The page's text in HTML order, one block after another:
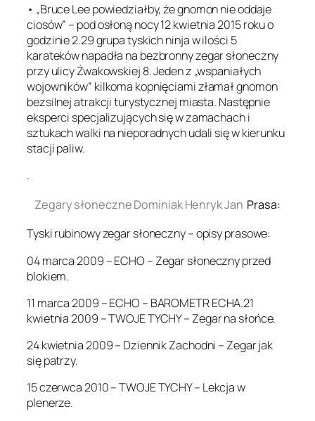
• „Bruce Lee powiedziałby, że gnomon nie oddaje
ciosów” – pod osłoną nocy 12 kwietnia 2015 roku o
godzinie 2.29 grupa tyskich ninja w ilości 5
karateków napadła na bezbronny zegar słoneczny
przy ulicy Żwakowskiej 8. Jeden z „wspaniałych
wojowników” kilkoma kopnięciami złamał gnomon
bezsilnej atrakcji turystycznej miasta. Następnie
eksperci specjalizujących się w zamachach i
sztukach walki na nieporadnych udali się w kierunku
stacji paliw.
.
Zegary słoneczne Dominiak Henryk Jan Prasa:
Tyski rubinowy zegar słoneczny – opisy prasowe:
04 marca 2009 – ECHO – Zegar słoneczny przed
blokiem.
11 marca 2009 – ECHO – BAROMETR ECHA.21
kwietnia 2009 – TWOJE TYCHY – Zegar na słońce.
24 kwietnia 2009 – Dziennik Zachodni – Zegar jak
się patrzy.
15 czerwca 2010 – TWOJE TYCHY – Lekcja w
plenerze.